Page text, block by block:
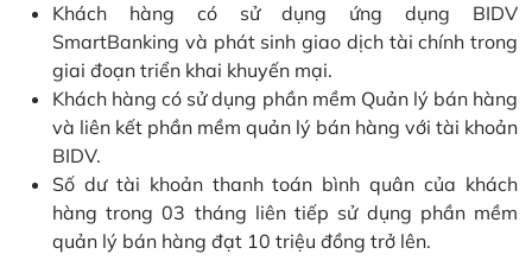
Khách hàng có sử dụng ứng dụng BIDV
SmartBanking và phát sinh giao dịch tài chính trong
giai đoạn triển khai khuyến mại.
Khách hàng có sử dụng phần mềm Quản lý bán hàng
và liên kết phần mềm quản lý bán hàng với tài khoản
BIDV.
Số dư tài khoản thanh toán bình quân của khách
hàng trong 03 tháng liên tiếp sử dụng phần mềm
quản lý bán hàng đạt 10 triệu đồng trở lên.